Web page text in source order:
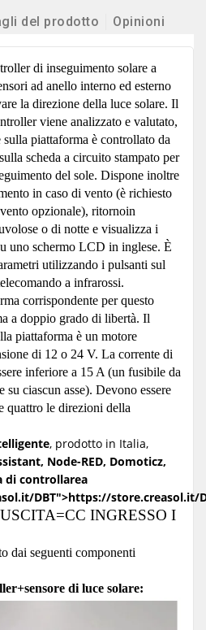
del prodotto Opinioni
di inseguimento solare a
ad anello interno ed esterno
la direzione della luce solare. Il
viene analizzato e valutato,
piattaforma è controllato da
scheda a circuito stampato per
del sole. Dispone inoltre
in caso di vento (è richiesto
opzionale), ritornoin
o di notte e visualizza i
uno schermo LCD in inglese. È
utilizzando i pulsanti sul
a infrarossi.
corrispondente per questo
a doppio grado di libertà. Il
piattaforma è un motore
di 12 o 24 V. La corrente di
inferiore a 15 A (un fusibile da
su ciascun asse). Devono essere
quattro le direzioni della
, prodotto in Italia,
Node-RED, Domoticz,
di controllarea
DBT">https://store.creasol.it/
INGRESSO I
dai seguenti componenti
di luce solare: